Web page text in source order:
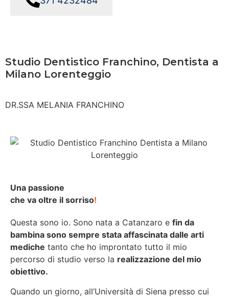
Studio Dentistico Franchino, Dentista a
Milano Lorenteggio
DR.SSA MELANIA FRANCHINO
Una passione
che va oltre il sorriso!
Questa sono io. Sono nata a Catanzaro e fin da
bambina sono sempre stata affascinata dalle arti
mediche tanto che ho improntato tutto il mio
percorso di studio verso la realizzazione del mio
obiettivo.
Quando un giorno, all’Università di Siena presso cui